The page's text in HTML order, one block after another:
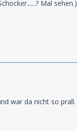
Mal sehen.)
war da nicht so prall.